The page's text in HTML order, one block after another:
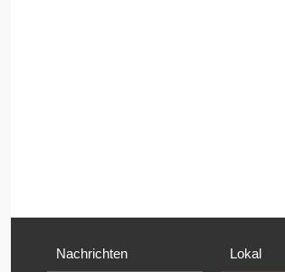
Nachrichten Lokal